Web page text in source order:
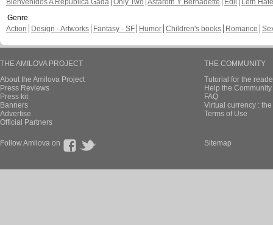
Bienvenidos A República Gada Only Two Astaroth Y Bernadette Edil
Leth Hate
Genre
Action
Design - Artworks Fantasy - SF Humor Children's books Romance
THE AMILOVA PROJECT
About the Amilova Project
Press Reviews
Press kit
Banners
Advertise
Official Partners
THE COMMUNITY
Tutorial for the
Help the
FAQ
Virtual currency :
Terms of Use
Follow Amilova on Sitemap